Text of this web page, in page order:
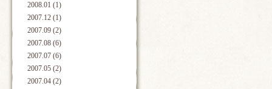
2008.01 (1)
2007.12 (1)
2007.09 (2)
2007.08 (6)
2007.07 (6)
2007.05 (2)
2007.04 (2)